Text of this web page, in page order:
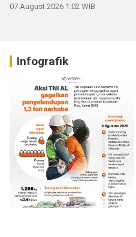
07 August 2026 1:02 WIB
Infografik